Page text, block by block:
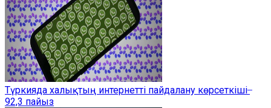
Түркияда халықтың интернетті пайдалану көрсеткіші ̶
92,3 пайыз